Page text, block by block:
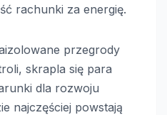
rachunki za energię.
przegrody
skrapla się para
dla rozwoju
najczęściej powstają